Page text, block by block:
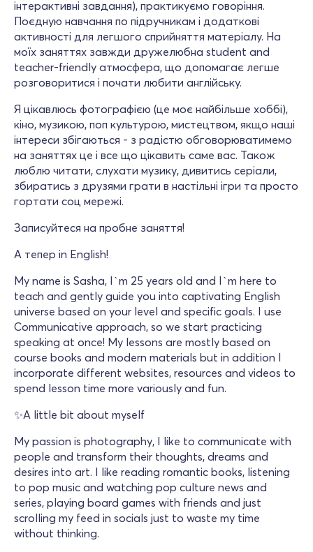
інтерактивні завдання), практикуємо говоріння.
Поєдную навчання по підручникам і додаткові
активності для легшого сприйняття матеріалу. На
моїх заняттях завжди дружелюбна student and
teacher-friendly атмосфера, що допомагає легше
розговоритися і почати любити англійську.
Я цікавлюсь фотографією (це моє найбільше хоббі),
кіно, музикою, поп культурою, мистецтвом, якщо наші
інтереси збігаються - з радістю обговорюватимемо
на заняттях це і все що цікавить саме вас. Також
люблю читати, слухати музику, дивитись серіали,
збиратись з друзями грати в настільні ігри та просто
гортати соц мережі.
Записуйтеся на пробне заняття!
А тепер in English!
My name is Sasha, I`m 25 years old and I`m here to
teach and gently guide you into captivating English
universe based on your level and specific goals. I use
Communicative approach, so we start practicing
speaking at once! My lessons are mostly based on
course books and modern materials but in addition I
incorporate different websites, resources and videos to
spend lesson time more variously and fun.
✨A little bit about myself
My passion is photography, I like to communicate with
people and transform their thoughts, dreams and
desires into art. I like reading romantic books, listening
to pop music and watching pop culture news and
series, playing board games with friends and just
scrolling my feed in socials just to waste my time
without thinking.